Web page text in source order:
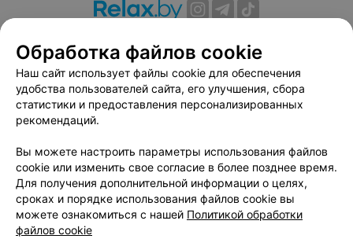
Вакансии
Публичный договор
Способы оплаты
Публичный договор по использованию сервиса
«Афиша»
Пользовательское соглашение
Связаться по вопросам сотрудничества
Написать руководителю relax.by
Персональные настройки cookie
Обработка персональных данных
Обработка файлов cookie
Наш сайт использует файлы cookie для обеспечения
удобства пользователей сайта, его улучшения, сбора
статистики и предоставления персонализированных
рекомендаций.
Вы можете настроить параметры использования файлов
cookie или изменить свое согласие в более позднее время.
Для получения дополнительной информации о целях,
сроках и порядке использования файлов cookie вы
можете ознакомиться с нашей Политикой обработки
файлов cookie